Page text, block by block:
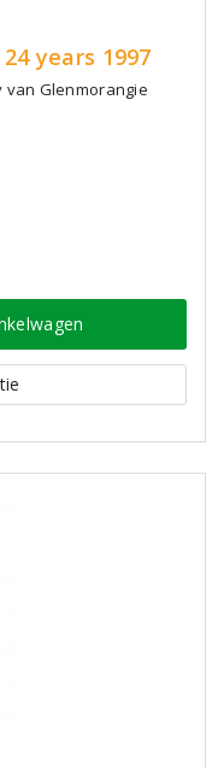
years 1997
Glenmorangie